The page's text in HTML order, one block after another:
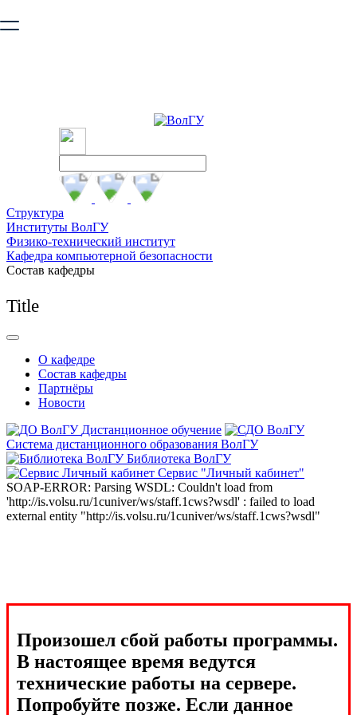
безопасную работу с сайтом. Пожалуйста
Структура
Институты ВолГУ
Физико-технический институт
Кафедра компьютерной безопасности
Состав кафедры
Title
О кафедре
Состав кафедры
Партнёры
Новости
Дистанционное обучение
Система дистанционного образования ВолГУ
Библиотека ВолГУ
Сервис "Личный кабинет"
SOAP-ERROR: Parsing WSDL: Couldn't load from
'http://is.volsu.ru/1cuniver/ws/staff.1cws?wsdl' : failed to load
external entity "http://is.volsu.ru/1cuniver/ws/staff.1cws?wsdl"
Произошел сбой работы программы.
В настоящее время ведутся
технические работы на сервере.
Попробуйте позже. Если данное